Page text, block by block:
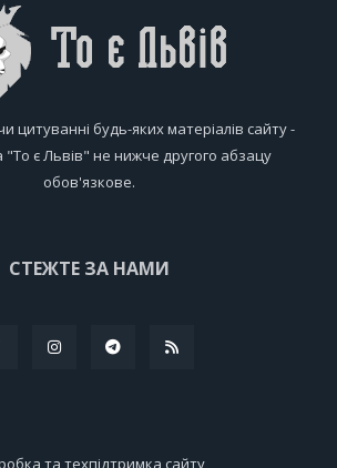
цитуванні будь-яких матеріалів сайту -
"То є Львів" не нижче другого абзацу
обов'язкове.
СТЕЖТЕ ЗА НАМИ